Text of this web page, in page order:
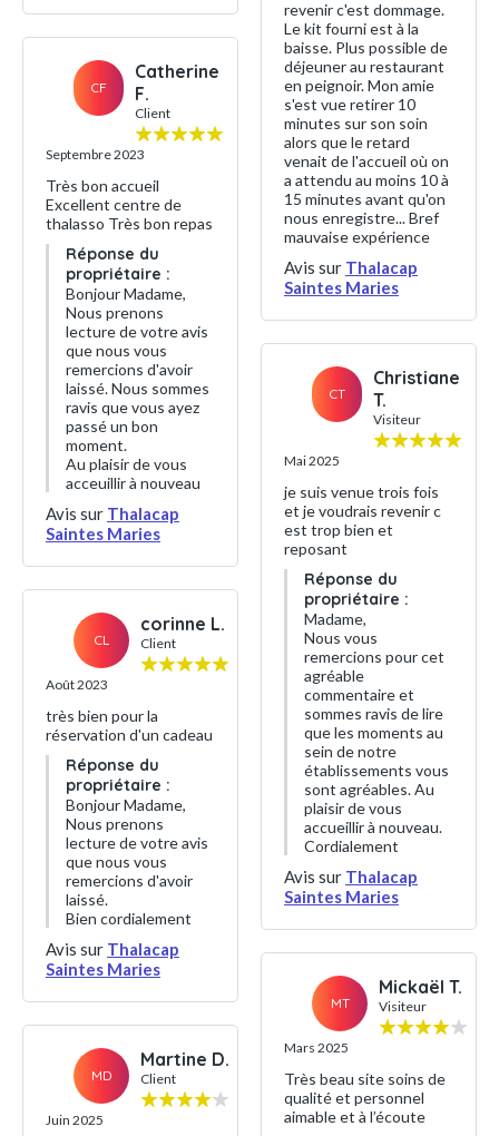
CF
Catherine
F.
Client
Septembre 2023
Très bon accueil
Excellent centre de
thalasso Très bon repas
Réponse du
propriétaire :
Bonjour Madame,
Nous prenons
lecture de votre avis
que nous vous
remercions d'avoir
laissé. Nous sommes
ravis que vous ayez
passé un bon
moment.
Au plaisir de vous
acceuillir à nouveau
Avis sur Thalacap
Saintes Maries
CL
corinne L.
Client
Août 2023
très bien pour la
réservation d'un cadeau
Réponse du
propriétaire :
Bonjour Madame,
Nous prenons
lecture de votre avis
que nous vous
remercions d'avoir
laissé.
Bien cordialement
Avis sur Thalacap
Saintes Maries
MD
Martine D.
Client
Juin 2025
revenir c'est dommage.
Le kit fourni est à la
baisse. Plus possible de
déjeuner au restaurant
en peignoir. Mon amie
s'est vue retirer 10
minutes sur son soin
alors que le retard
venait de l'accueil où on
a attendu au moins 10 à
15 minutes avant qu'on
nous enregistre... Bref
mauvaise expérience
Avis sur Thalacap
Saintes Maries
CT
Christiane
T.
Visiteur
Mai 2025
je suis venue trois fois
et je voudrais revenir c
est trop bien et
reposant
Réponse du
propriétaire :
Madame,
Nous vous
remercions pour cet
agréable
commentaire et
sommes ravis de lire
que les moments au
sein de notre
établissements vous
sont agréables. Au
plaisir de vous
accueillir à nouveau.
Cordialement
Avis sur Thalacap
Saintes Maries
MT
Mickaël T.
Visiteur
Mars 2025
Très beau site soins de
qualité et personnel
aimable et à l’écoute